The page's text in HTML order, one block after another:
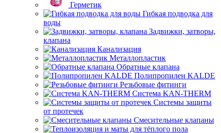
Герметик
Гибкая подводка для
воды
Задвижки, затворы,
клапана
Канализация
Металлопластик
Обратные клапана
Полипропилен KALDE
Резьбовые фитинги
Система KAN-THERM
Системы защиты
от протечек
Смесительные клапаны